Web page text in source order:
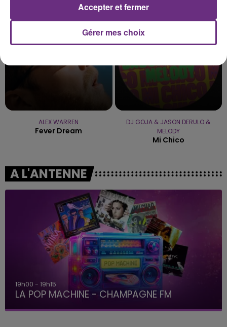
ALEX WARREN
Fever Dream
DJ GOJA & JASON DERULO &
MELODY
Mi Chico
A L'ANTENNE
19h00 - 19h15
LA POP MACHINE - CHAMPAGNE FM
Gérer mes choix
Accepter et fermer